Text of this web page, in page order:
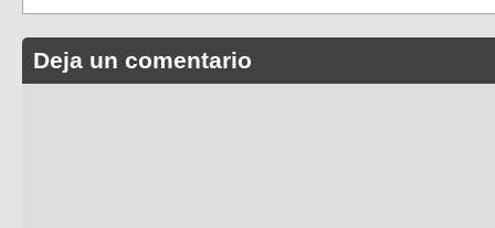
Deja un comentario